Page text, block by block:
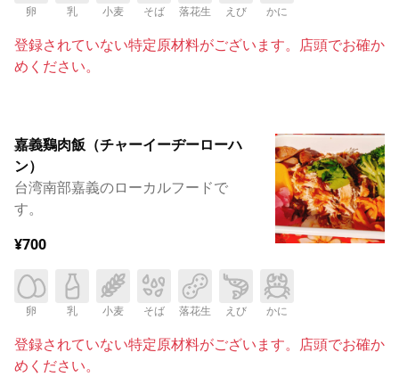
卵 乳 小麦 そば 落花生 えび かに
登録されていない特定原材料がございます。店頭でお確か
めください。
嘉義鷄肉飯（チャーイーヂーローハ
ン）
台湾南部嘉義のローカルフードで
す。
¥700
卵 乳 小麦 そば 落花生 えび かに
登録されていない特定原材料がございます。店頭でお確か
めください。